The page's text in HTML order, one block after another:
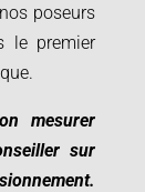
poseurs
le premier
mesurer
sur